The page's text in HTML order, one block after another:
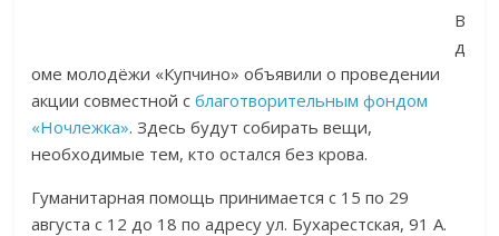
В
д
оме молодёжи «Купчино» объявили о проведении
акции совместной сблаготворительным фондом
«Ночлежка». Здесь будут собирать вещи,
необходимые тем, кто остался без крова.
Гуманитарная помощь принимается с 15 по 29
августа с 12 до 18 по адресу ул. Бухарестская, 91 А.